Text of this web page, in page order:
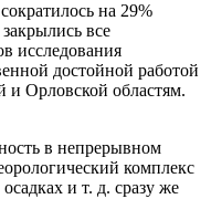
на 29%
все
исследования
достойной работой
и Орловской областям.
в непрерывном
комплекс
и т. д. сразу же